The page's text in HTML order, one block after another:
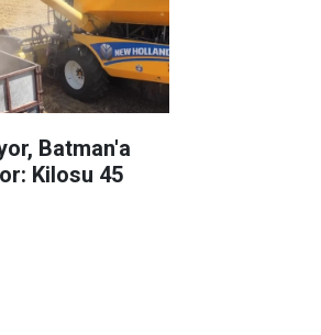
Batman'a
Kilosu 45